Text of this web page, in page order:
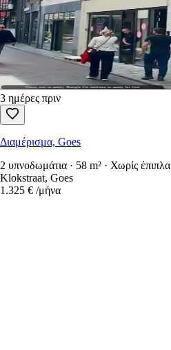
3 ημέρες πριν
Διαμέρισμα, Goes
2 υπνοδωμάτια · 58 m² · Χωρίς έπιπλα
Klokstraat, Goes
1.325 € /μήνα